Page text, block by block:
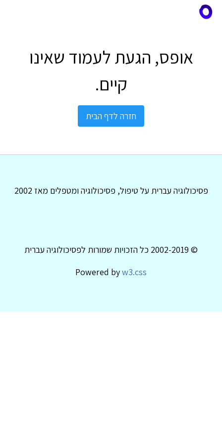
אופס, הגעת לעמוד שאינו
קיים.
חזרה לדף הבית
פסיכולוגיה עברית על טיפול, פסיכולוגיה ומטפלים מאז 2002
© 2002-2019 כל הזכויות שמורות לפסיכולוגיה עברית
Powered byw3.css